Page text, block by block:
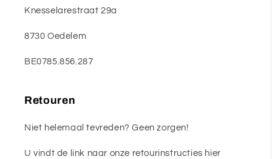
Knesselarestraat 29a
8730 Oedelem
BE0785.856.287
Retouren
Niet helemaal tevreden? Geen zorgen!
U vindt de link naar onze retourinstructies hier